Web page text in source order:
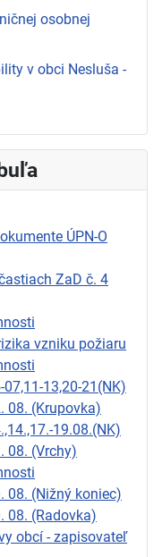
osobnej
v obci Nesluša -
ÚPN-O
ZaD č. 4
vzniku požiaru
13,20-21(NK)
08. (Krupovka)
19.08.(NK)
08. (Vrchy)
08. (Nižný koniec)
08. (Radovka)
obcí - zapisovateľ